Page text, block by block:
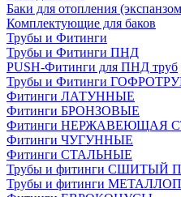
Баки для отопления
Комплектующие для баков
Трубы и Фитинги
Трубы и Фитинги ПНД
PUSH-Фитинги для ПНД труб
Трубы и Фитинги
Фитинги ЛАТУННЫЕ
Фитинги БРОНЗОВЫЕ
Фитинги НЕРЖАВЕЮЩАЯ
Фитинги ЧУГУННЫЕ
Фитинги СТАЛЬНЫЕ
Трубы и фитинги СШИТЫЙ
Трубы и фитинги